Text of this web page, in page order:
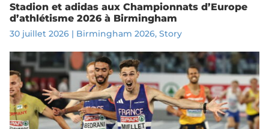
Stadion et adidas aux Championnats d’Europe
d’athlétisme 2026 à Birmingham
30 juillet 2026| Birmingham 2026, Story